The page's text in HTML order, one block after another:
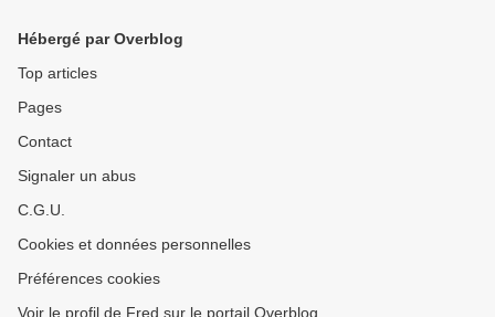
Hébergé par Overblog
Top articles
Pages
Contact
Signaler un abus
C.G.U.
Cookies et données personnelles
Préférences cookies
Voir le profil de Fred sur le portail Overblog